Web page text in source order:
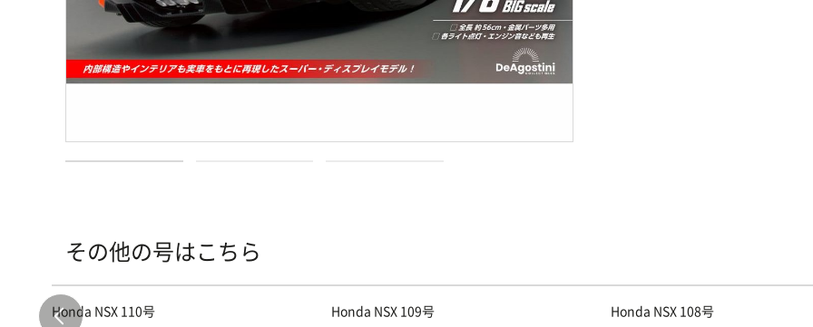
その他の号はこちら
Honda NSX 110号
Honda NSX 109号
Honda NSX 108号